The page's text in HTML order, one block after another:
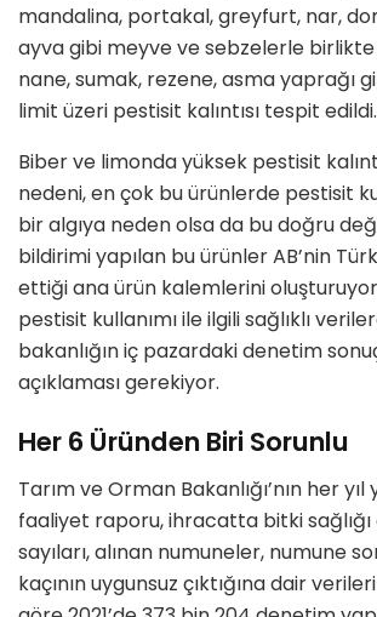
mandalina, portakal, greyfurt, nar,
ayva gibi meyve ve sebzelerle
nane, sumak, rezene, asma yaprağı
limit üzeri pestisit kalıntısı tespit edildi.
Biber ve limonda yüksek pestisit
nedeni, en çok bu ürünlerde pestisit
bir algıya neden olsa da bu doğru
bildirimi yapılan bu ürünler AB’nin
ettiği ana ürün kalemlerini
pestisit kullanımı ile ilgili sağlıklı
bakanlığın iç pazardaki denetim
açıklaması gerekiyor.
Her 6 Üründen Biri Sorunlu
Tarım ve Orman Bakanlığı’nın her yıl
faaliyet raporu, ihracatta bitki
sayıları, alınan numuneler, numune
kaçının uygunsuz çıktığına dair